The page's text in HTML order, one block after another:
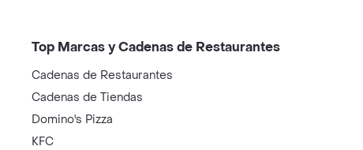
Top Marcas y Cadenas de Restaurantes
Cadenas de Restaurantes
Cadenas de Tiendas
Domino's Pizza
KFC